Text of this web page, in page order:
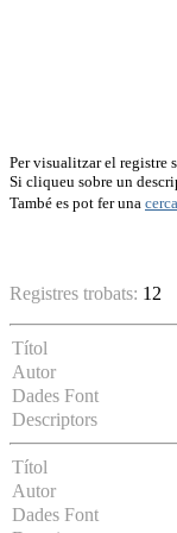
Per visualitzar el registre
Si cliqueu sobre un
També es pot fer una
Registres trobats: 12
Títol
Autor
Dades Font
Descriptors
Títol
Autor
Dades Font